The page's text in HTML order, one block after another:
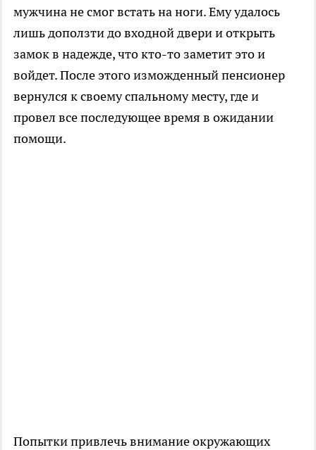
мужчина не смог встать на ноги. Ему удалось
лишь доползти до входной двери и открыть
замок в надежде, что кто-то заметит это и
войдет. После этого изможденный пенсионер
вернулся к своему спальному месту, где и
провел все последующее время в ожидании
помощи.
Попытки привлечь внимание окружающих